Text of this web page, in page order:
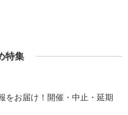
特集
をお届け！開催・中止・延期